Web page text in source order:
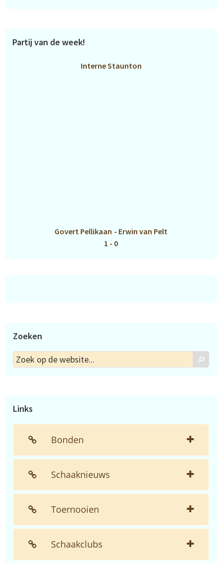
Partij van de week!
Interne Staunton
Govert Pellikaan - Erwin van Pelt
1 - 0
Zoeken
Zoek
op
Zoek
Links
Bonden
Schaaknieuws
Toernooien
Schaakclubs